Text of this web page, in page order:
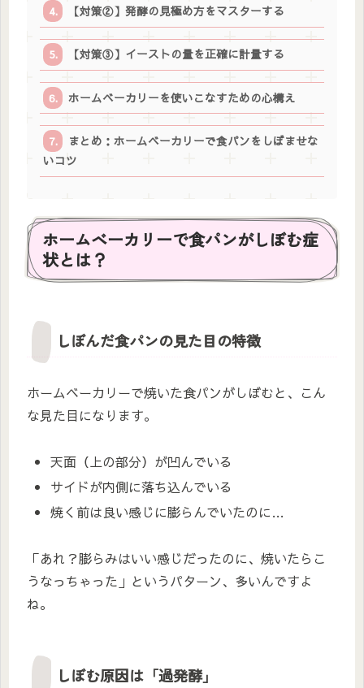
【対策②】発酵の見極め方をマスターする
【対策③】イーストの量を正確に計量する
ホームベーカリーを使いこなすための心構え
まとめ：ホームベーカリーで食パンをしぼませな
いコツ
ホームベーカリーで食パンがしぼむ症
状とは？
しぼんだ食パンの見た目の特徴
ホームベーカリーで焼いた食パンがしぼむと、こん
な見た目になります。
天面（上の部分）が凹んでいる
サイドが内側に落ち込んでいる
焼く前は良い感じに膨らんでいたのに…
「あれ？膨らみはいい感じだったのに、焼いたらこ
うなっちゃった」というパターン、多いんですよ
ね。
しぼむ原因は「過発酵」